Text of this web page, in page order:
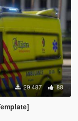
29 487 88